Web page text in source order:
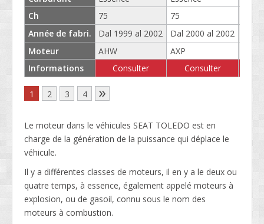
Ch
Année de fabri.
Moteur
Informations
75
Dal 1999 al 2002
AHW
Consulter
75
Dal 2000 al 2002
AXP
Consulter
1 2 3 4 »
Le moteur dans le véhicules SEAT TOLEDO est en
charge de la génération de la puissance qui déplace le
véhicule.
Il y a différentes classes de moteurs, il en y a le deux ou
quatre temps, à essence, également appelé moteurs à
explosion, ou de gasoil, connu sous le nom des
moteurs à combustion.